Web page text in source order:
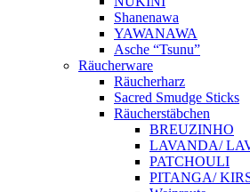
Shanenawa
YAWANAWA
Asche “Tsunu”
Räucherware
Räucherharz
Sacred Smudge Sticks
Räucherstäbchen
BREUZINHO
LAVANDA/
PATCHOULI
PITANGA/